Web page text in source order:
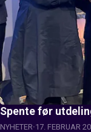
Spente før
NYHETER 17. FEBRUAR